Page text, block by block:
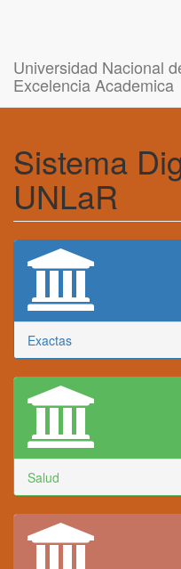
Universidad Nacional
Excelencia Academica
Sistema
UNLaR
Exactas
Salud